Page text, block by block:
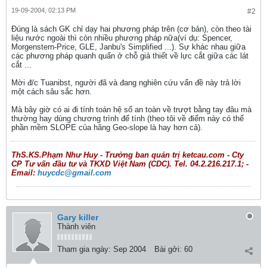
#2
19-09-2004, 02:13 PM
Đúng là sách GK chỉ dạy hai phương pháp trên (cơ bản), còn theo tài
liệu nước ngoài thì còn nhiều phương pháp nữa(ví dụ: Spencer,
Morgenstern-Price, GLE, Janbu's Simplified ...). Sự khác nhau giữa
các phương pháp quanh quẩn ở chỗ giả thiết về lực cắt giữa các lát
cắt ...
Mời đ/c Tuanibst, người đã và đang nghiên cứu vấn đề này trả lời
một cách sâu sắc hơn.
Mà bây giờ có ai đi tính toán hệ số an toàn về trượt bằng tay đâu mà
thường hay dùng chương trình để tính (theo tôi về điểm này có thể
phần mềm SLOPE của hãng Geo-slope là hay hơn cả).
ThS.KS.Phạm Như Huy - Trưởng ban quản trị ketcau.com - Cty
CP Tư vấn đầu tư và TKXD Việt Nam (CDC). Tel. 04.2.216.217.1; -
Email: huycdc@gmail.com
Gary killer
Thành viên
Tham gia ngày: Sep 2004 Bài gởi: 60